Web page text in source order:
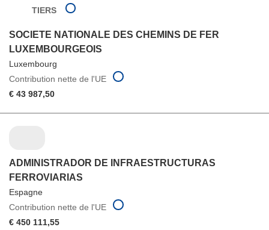
TIERS
SOCIETE NATIONALE DES CHEMINS DE FER
LUXEMBOURGEOIS
Luxembourg
Contribution nette de l'UE
€ 43 987,50
ADMINISTRADOR DE INFRAESTRUCTURAS
FERROVIARIAS
Espagne
Contribution nette de l'UE
€ 450 111,55